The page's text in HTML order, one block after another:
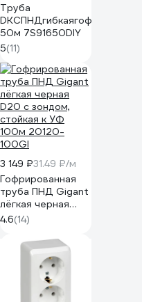
Труба
50м 7S91650DIY
5(11)
3 149 ₽31.49 ₽/м
Гофрированная
труба ПНД Gigant
лёгкая черная
D20 с зондом,
стойкая к УФ
100м 20120-
4.6(14)